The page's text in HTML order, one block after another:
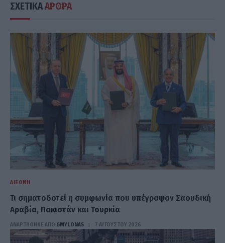
ΣΧΕΤΙΚΑΑΡΘΡΑ
ΔΙΕΘΝΉ
Τι σηματοδοτεί η συμφωνία που υπέγραψαν Σαουδική
Αραβία, Πακιστάν και Τουρκία
ΑΝΑΡΤΗΘΗΚΕ ΑΠΟ GMYLONAS 7 ΑΥΓΟΎΣΤΟΥ 2026